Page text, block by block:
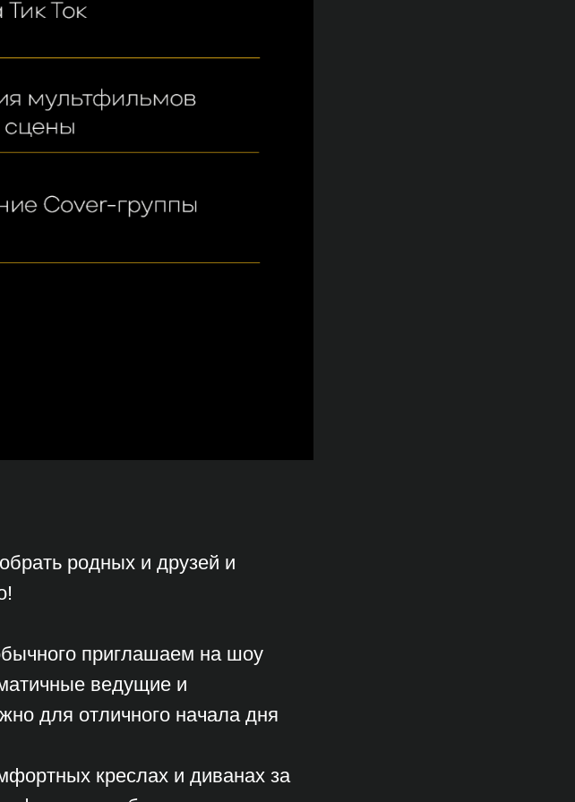
родных и друзей и
приглашаем на шоу
ведущие и
для отличного начала дня
креслах и диванах за